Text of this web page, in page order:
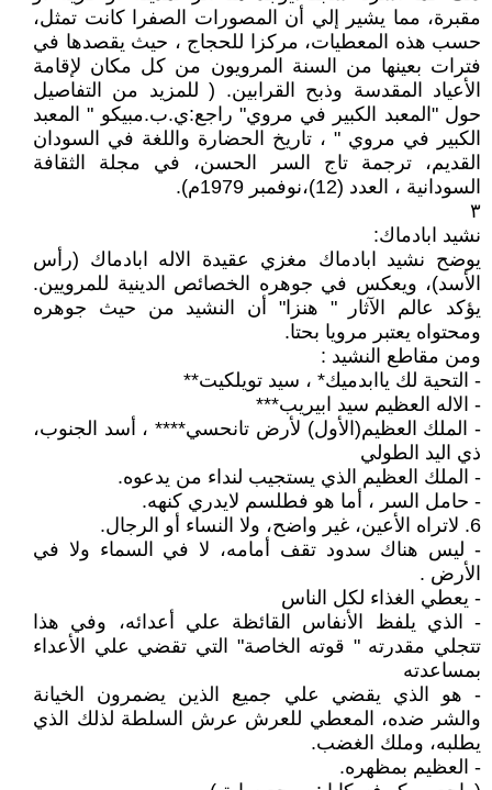
مقبرة، مما يشير إلي أن المصورات الصفرا كانت تمثل،
حسب هذه المعطيات، مركزا للحجاج ، حيث يقصدها في
فترات بعينها من السنة المرويون من كل مكان لإقامة
الأعياد المقدسة وذبح القرابين. ( للمزيد من التفاصيل
حول "المعبد الكبير في مروي" راجع:ي.ب.مبيكو " المعبد
الكبير في مروي " ، تاريخ الحضارة واللغة في السودان
القديم، ترجمة تاج السر الحسن، في مجلة الثقافة
السودانية ، العدد (12)،نوفمبر 1979م).
٣
نشيد ابادماك:
يوضح نشيد ابادماك مغزي عقيدة الاله ابادماك (رأس
الأسد)، ويعكس في جوهره الخصائص الدينية للمرويين.
يؤكد عالم الآثار " هنزا" أن النشيد من حيث جوهره
ومحتواه يعتبر مرويا بحتا.
ومن مقاطع النشيد :
- التحية لك ياابدميك* ، سيد تويلكيت**
- الاله العظيم سيد ابيريب***
- الملك العظيم(الأول) لأرض تانحسي**** ، أسد الجنوب،
ذي اليد الطولي
- الملك العظيم الذي يستجيب لنداء من يدعوه.
- حامل السر ، أما هو فطلسم لايدري كنهه.
6. لاتراه الأعين، غير واضح، ولا النساء أو الرجال.
- ليس هناك سدود تقف أمامه، لا في السماء ولا في
الأرض .
- يعطي الغذاء لكل الناس
- الذي يلفظ الأنفاس القائظة علي أعدائه، وفي هذا
تتجلي مقدرته " قوته الخاصة" التي تقضي علي الأعداء
بمساعدته
- هو الذي يقضي علي جميع الذين يضمرون الخيانة
والشر ضده، المعطي للعرش عرش السلطة لذلك الذي
يطلبه، وملك الغضب.
- العظيم بمظهره.